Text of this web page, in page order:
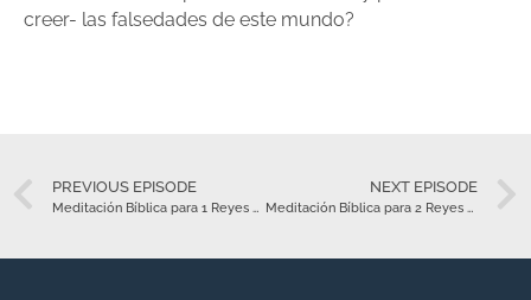
creer- las falsedades de este mundo?
PREVIOUS EPISODE
Meditación Bíblica para 1 Reyes 21 – Octubre 18
NEXT EPISODE
Meditación Bíblica para 2 Reyes 1 – Octubre 20